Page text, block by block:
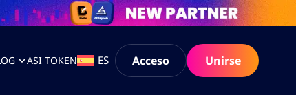
ASI TOKEN ES Acceso Unirse